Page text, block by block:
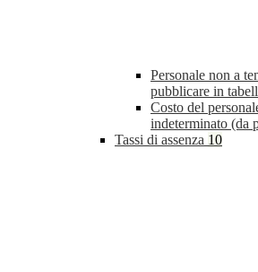
Personale non a
pubblicare in
Costo del
indeterminato (da
Tassi di assenza 10